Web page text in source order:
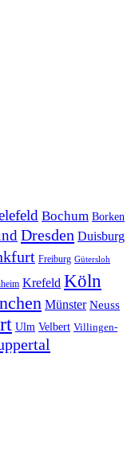
Bochum Borken
Dresden Duisburg
Freiburg Gütersloh
Krefeld Köln
Münster Neuss
Ulm Velbert Villingen-